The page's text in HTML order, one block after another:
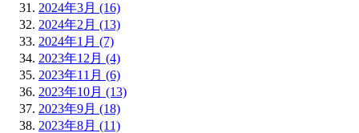
2024年3月 (16)
2024年2月 (13)
2024年1月 (7)
2023年12月 (4)
2023年11月 (6)
2023年10月 (13)
2023年9月 (18)
2023年8月 (11)